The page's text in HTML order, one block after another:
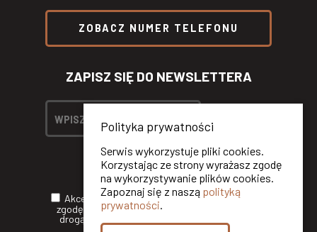
ZOBACZ NUMER TELEFONU
ZAPISZ SIĘ DO NEWSLETTERA
AkceptujęPolitykę Prywatnościoraz wyrażam
zgodę na otrzymywanie informacji handlowych
drogą elektroniczną od ALKOLABS SP. Z O.O.*
Polityka prywatności
Serwis wykorzystuje pliki cookies.
Korzystając ze strony wyrażasz zgodę
na wykorzystywanie plików cookies.
Zapoznaj się z naszą polityką
prywatności.